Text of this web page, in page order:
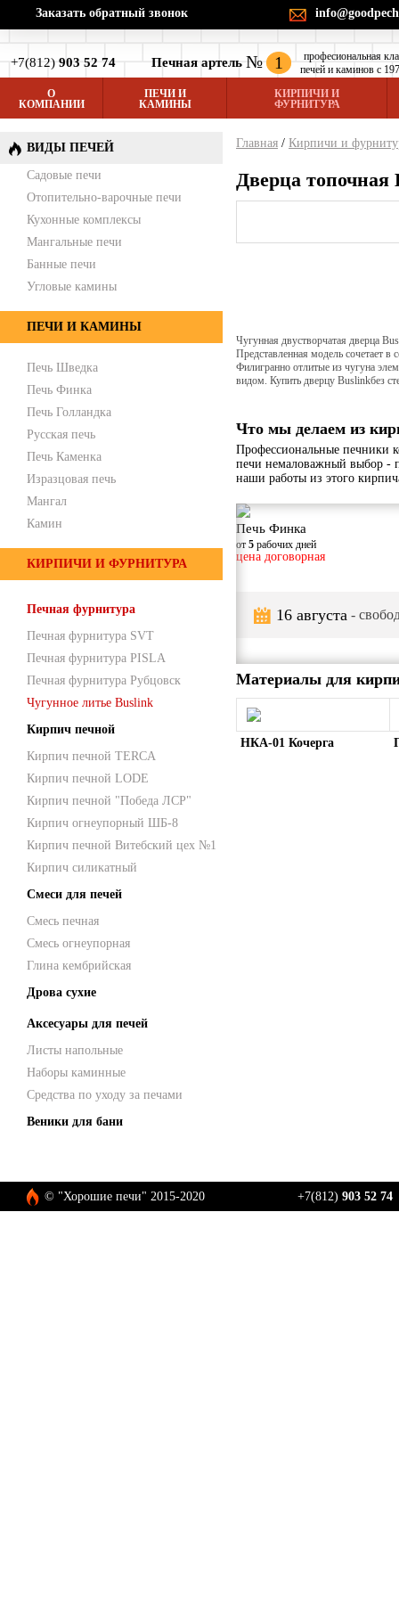
Заказать обратный звонок
+7(812) 903 52 74 Печная артель № 1
професиональная
печей и каминов с
О
КОМПАНИИ
ПЕЧИ И
КАМИНЫ
КИРПИЧИ И
ФУРНИТУРА
Главная / Кирпичи и
Дверца топочная
Чугунная двустворчатая дверца
Представленная модель сочетает
Филигранно отлитые из чугуна
видом. Купить дверцу Buslinkбез
Что мы делаем из
Профессиональные печники
печи немаловажный выбор -
наши работы из этого
Печь Финка
от 5 рабочих дней
цена договорная
16 августа -
Материалы для
НКА-01 Кочерга
ВИДЫ ПЕЧЕЙ
Садовые печи
Отопительно-варочные печи
Кухонные комплексы
Мангальные печи
Банные печи
Угловые камины
ПЕЧИ И КАМИНЫ
Печь Шведка
Печь Финка
Печь Голландка
Русская печь
Печь Каменка
Изразцовая печь
Мангал
Камин
КИРПИЧИ И ФУРНИТУРА
Печная фурнитура
Печная фурнитура SVT
Печная фурнитура PISLA
Печная фурнитура Рубцовск
Чугунное литье Buslink
Кирпич печной
Кирпич печной TERCA
Кирпич печной LODE
Кирпич печной "Победа ЛСР"
Кирпич огнеупорный ШБ-8
Кирпич печной Витебский цех №1
Кирпич силикатный
Смеси для печей
Смесь печная
Смесь огнеупорная
Глина кембрийская
Дрова сухие
Аксесуары для печей
Листы напольные
Наборы каминные
Средства по уходу за печами
Веники для бани
© "Хорошие печи" 2015-2020 +7(812) 903 52 74